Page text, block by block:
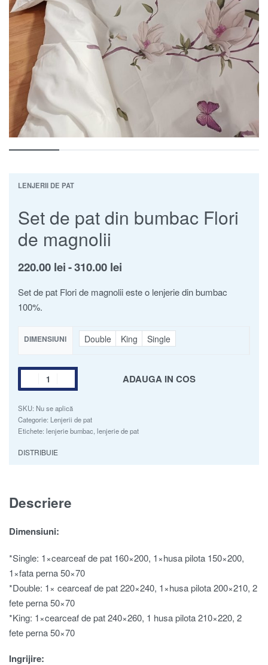
LENJERII DE PAT
Set de pat din bumbac Flori
de magnolii
220.00 lei 310.00 lei
Set de pat Flori de magnolii este o lenjerie din bumbac
100%.
DIMENSIUNI Double King Single
ADAUGA IN COS
SKU: Nu se aplică
Categorie: Lenjerii de pat
Etichete: lenjerie bumbac, lenjerie de pat
DISTRIBUIE
Descriere
Dimensiuni:
*Single: 1×cearceaf de pat 160×200, 1×husa pilota 150×200,
1×fata perna 50×70
*Double: 1× cearceaf de pat 220×240, 1×husa pilota 200×210, 2
fete perna 50×70
*King: 1×cearceaf de pat 240×260, 1 husa pilota 210×220, 2
fete perna 50×70
Ingrijire: